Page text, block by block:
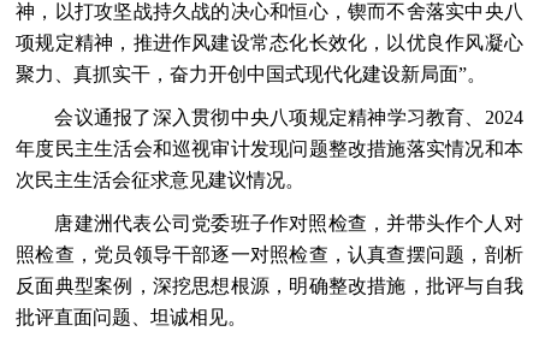
神，以打攻坚战持久战的决心和恒心，锲而不舍落实中央八
项规定精神，推进作风建设常态化长效化，以优良作风凝心
聚力、真抓实干，奋力开创中国式现代化建设新局面”。
会议通报了深入贯彻中央八项规定精神学习教育、2024
年度民主生活会和巡视审计发现问题整改措施落实情况和本
次民主生活会征求意见建议情况。
唐建洲代表公司党委班子作对照检查，并带头作个人对
照检查，党员领导干部逐一对照检查，认真查摆问题，剖析
反面典型案例，深挖思想根源，明确整改措施，批评与自我
批评直面问题、坦诚相见。